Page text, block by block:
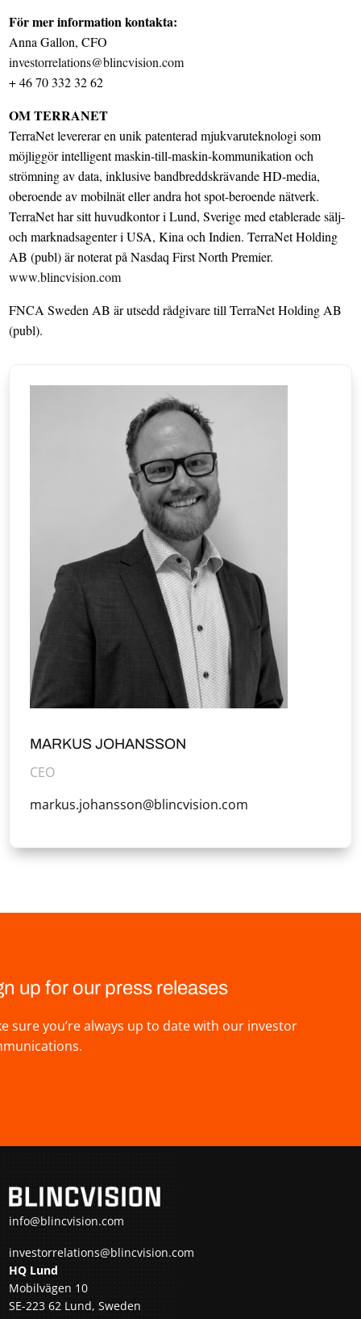
För mer information kontakta:
Anna Gallon, CFO
investorrelations@blincvision.com
+ 46 70 332 32 62
OM TERRANET
TerraNet levererar en unik patenterad mjukvaruteknologi som
möjliggör intelligent maskin-till-maskin-kommunikation och
strömning av data, inklusive bandbreddskrävande HD-media,
oberoende av mobilnät eller andra hot spot-beroende nätverk.
TerraNet har sitt huvudkontor i Lund, Sverige med etablerade sälj-
och marknadsagenter i USA, Kina och Indien. TerraNet Holding
AB (publ) är noterat på Nasdaq First North Premier.
www.blincvision.com
FNCA Sweden AB är utsedd rådgivare till TerraNet Holding AB
(publ).
MARKUS JOHANSSON
CEO
markus.johansson@blincvision.com
up for our press releases
sure you’re always up to date with our investor
info@blincvision.com
investorrelations@blincvision.com
HQ Lund
Mobilvägen 10
SE-223 62 Lund, Sweden